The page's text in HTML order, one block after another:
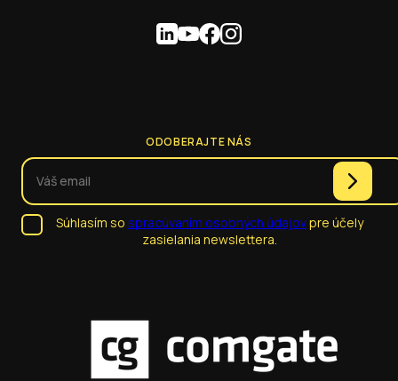
ODOBERAJTE NÁS
Súhlasím so spracúvaním osobných údajovpre účely
zasielania newslettera.